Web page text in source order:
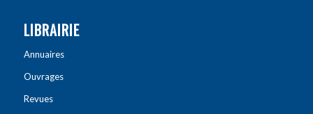
LIBRAIRIE
Annuaires
Ouvrages
Revues